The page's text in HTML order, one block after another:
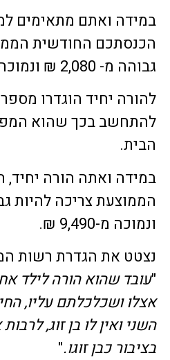
במידה ואתם מתאימים
הכנסתכם החודשית
גבוהה מ- 2,080 ₪ ונמוכה מ- 6,270 ₪.
להורה יחיד הוגדרו
להתחשב בכך שהוא
הבית.
במידה ואתה הורה
ונמוכה מ-9,490 ₪.
נצטט את הגדרת רשות
"עובד שהוא הורה לילד
אצלו ושכלכלתם עליו,
השני ואין לו בן זוג,
בציבור כבן זוגו."